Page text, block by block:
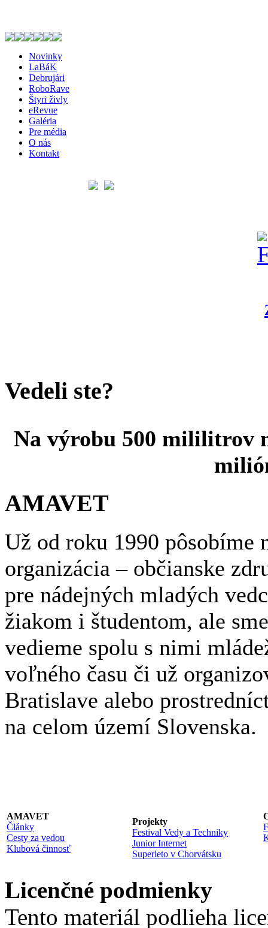
Novinky
LaBáK
Debrujári
RoboRave
Štyri živly
eRevue
Galéria
Pre média
O nás
Kontakt
Vedeli ste?
Na výrobu 500 mililitrov
AMAVET
Už od roku 1990 pôsobíme
organizácia – občianske
pre nádejných mladých
žiakom i študentom, ale
vedieme spolu s nimi
voľného času či už
Bratislave alebo
na celom území Slovenska.
AMAVET
Články
Cesty za vedou
Klubová činnosť
Projekty
Festival Vedy a Techniky
Junior Internet
Superleto v Chorvátsku
Licenčné podmienky
Tento materiál podlieha